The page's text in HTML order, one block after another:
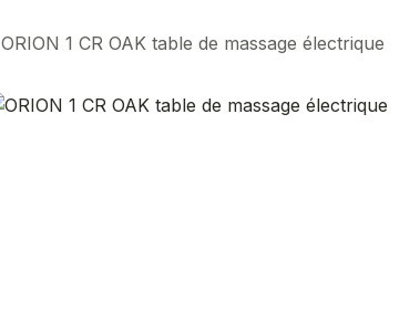
ORION 1 CR OAK table de massage électrique